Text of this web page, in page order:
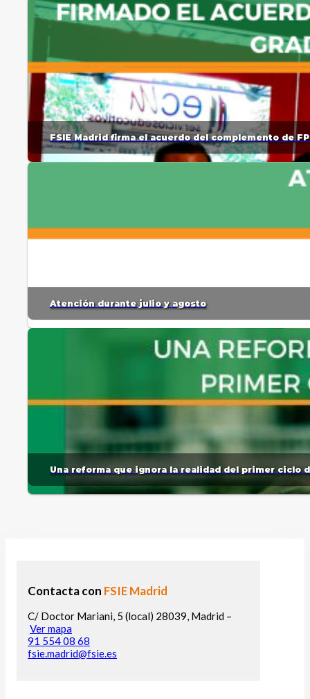
FSIE Madrid firma el acuerdo del complemento de
Atención durante julio y agosto
Una reforma que ignora la realidad del primer ciclo
Contacta con FSIE Madrid
C/ Doctor Mariani, 5 (local) 28039, Madrid –
Ver mapa
91 554 08 68
fsie.madrid@fsie.es